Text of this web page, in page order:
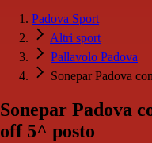
Padova Sport
Altri sport
Pallavolo Padova
Sonepar Padova
Sonepar Padova
off 5^ posto